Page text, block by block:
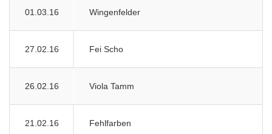
01.03.16 Wingenfelder
27.02.16 Fei Scho
26.02.16 Viola Tamm
21.02.16 Fehlfarben